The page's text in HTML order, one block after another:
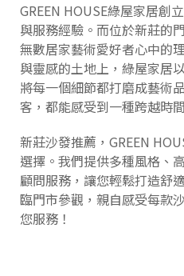
GREEN HOUSE綠屋家居創
與服務經驗。而位於新莊的
無數居家藝術愛好者心中的
與靈感的土地上，綠屋家居
將每一個細節都打磨成藝術
客，都能感受到一種跨越時
新莊沙發推薦，GREEN
選擇。我們提供多種風格、
顧問服務，讓您輕鬆打造舒
臨門市參觀，親自感受每款
您服務！